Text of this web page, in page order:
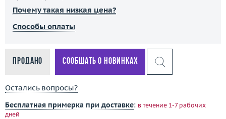
Почему такая низкая цена?
Способы оплаты
Продано Сообщать о новинках
Остались вопросы?
Бесплатная примерка при доставке: в течение 1-7 рабочих
дней